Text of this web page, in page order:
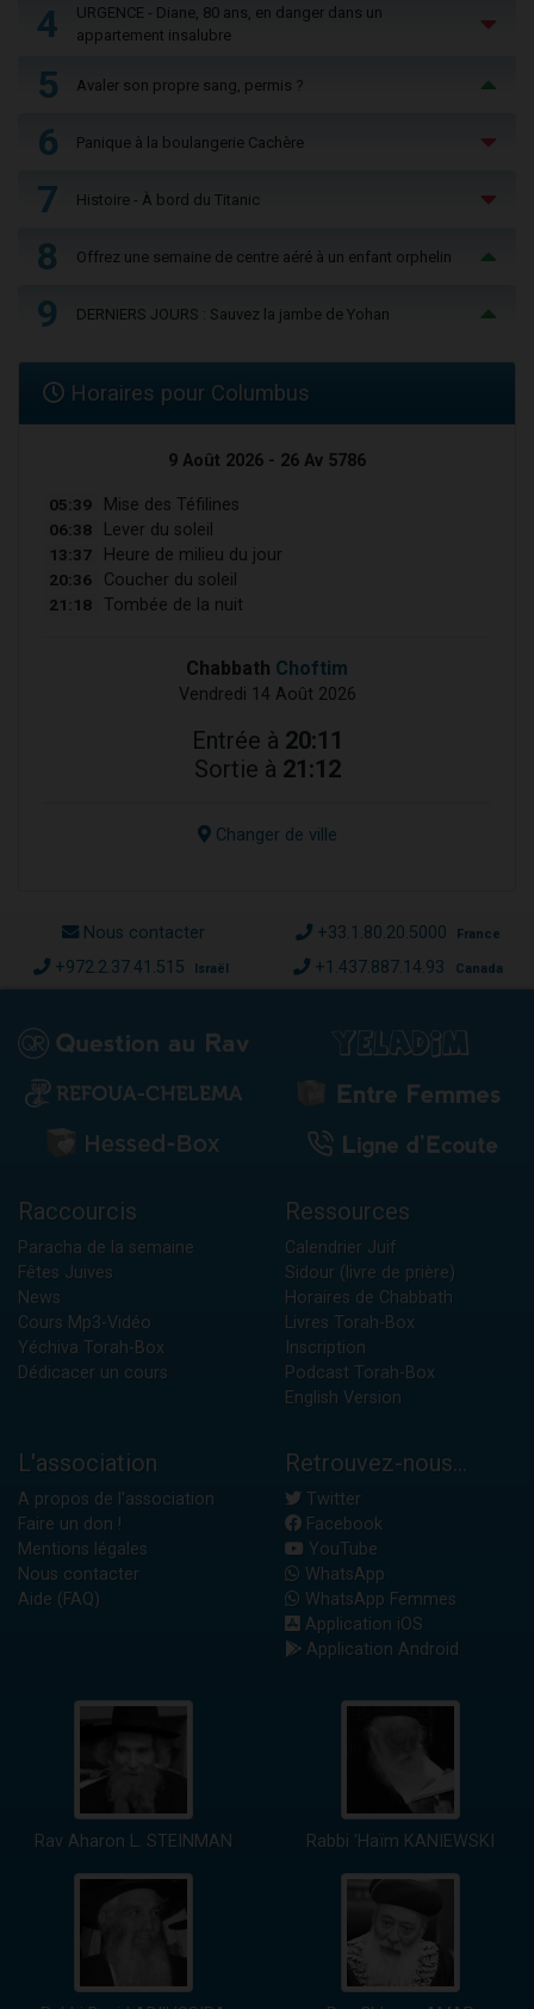
4
URGENCE - Diane, 80 ans, en danger dans un
appartement insalubre
5 Avaler son propre sang, permis ?
6 Panique à la boulangerie Cachère
7 Histoire - À bord du Titanic
8 Offrez une semaine de centre aéré à un enfant orphelin
9 DERNIERS JOURS : Sauvez la jambe de Yohan
Horaires pour Columbus
9 Août 2026 - 26 Av 5786
05:39 Mise des Téfilines
06:38 Lever du soleil
13:37 Heure de milieu du jour
20:36 Coucher du soleil
21:18 Tombée de la nuit
Chabbath Choftim
Vendredi 14 Août 2026
Entrée à 20:11
Sortie à 21:12
Changer de ville
Nous contacter +33.1.80.20.5000 France
+972.2.37.41.515 Israël +1.437.887.14.93 Canada
Raccourcis
Paracha de la semaine
Fêtes Juives
News
Cours Mp3-Vidéo
Yéchiva Torah-Box
Dédicacer un cours
Ressources
Calendrier Juif
Sidour (livre de prière)
Horaires de Chabbath
Livres Torah-Box
Inscription
Podcast Torah-Box
English Version
L'association
A propos de l'association
Faire un don !
Mentions légales
Nous contacter
Aide (FAQ)
Retrouvez-nous...
Twitter
Facebook
YouTube
WhatsApp
WhatsApp Femmes
Application iOS
Application Android
Rav Aharon L. STEINMAN Rabbi 'Haïm KANIEWSKI